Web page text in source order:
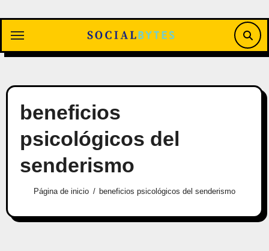
contenido
beneficios
psicológicos del
senderismo
Página de inicio beneficios psicológicos del senderismo